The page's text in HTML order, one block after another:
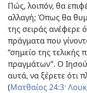
Πώς, λοιπόν, θα
αλλαγή; Όπως θα
της σειράς ανέφερε
πράγματα που
“σημείο της
πραγμάτων”. Ο
αυτά, να ξέρετε ότι
(Ματθαίος 24:3·